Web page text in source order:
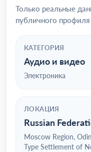
Только реальные
публичного профиля
КАТЕГОРИЯ
Аудио и видео
Электроника
ЛОКАЦИЯ
Russian
Moscow Region,
Type Settlement of